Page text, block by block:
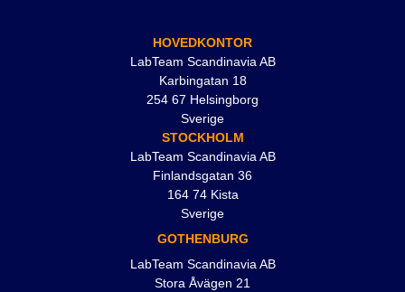
HOVEDKONTOR
LabTeam Scandinavia AB
Karbingatan 18
254 67 Helsingborg
Sverige
STOCKHOLM
LabTeam Scandinavia AB
Finlandsgatan 36
164 74 Kista
Sverige
GOTHENBURG
LabTeam Scandinavia AB
Stora Åvägen 21